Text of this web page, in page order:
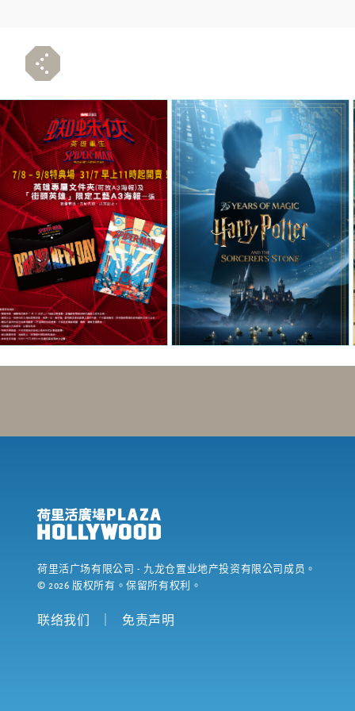
荷里活广场有限公司 - 九龙仓置业地产投资有限公司成员。
©2026 版权所有。保留所有权利。
联络我们 ｜ 免责声明